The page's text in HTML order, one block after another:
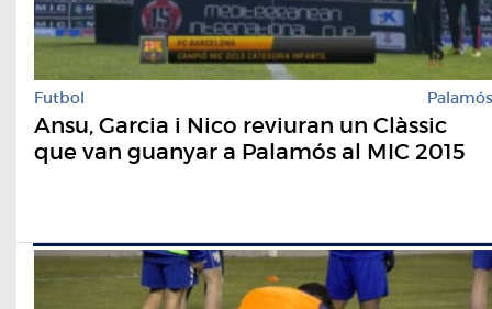
Futbol Palamós
Ansu, Garcia i Nico reviuran un Clàssic
que van guanyar a Palamós al MIC 2015